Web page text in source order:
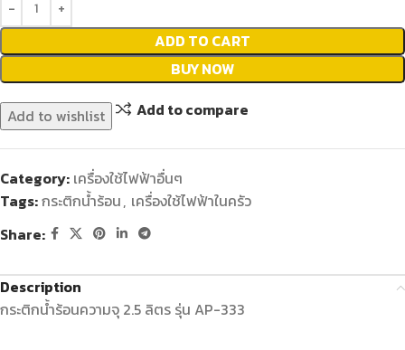
ADD TO CART
BUY NOW
Add to wishlist Add to compare
Category: เครื่องใช้ไฟฟ้าอื่นๆ
Tags:กระติกน้ำร้อน, เครื่องใช้ไฟฟ้าในครัว
Share:
Description
กระติกน้ำร้อนความจุ 2.5 ลิตร รุ่น AP-333